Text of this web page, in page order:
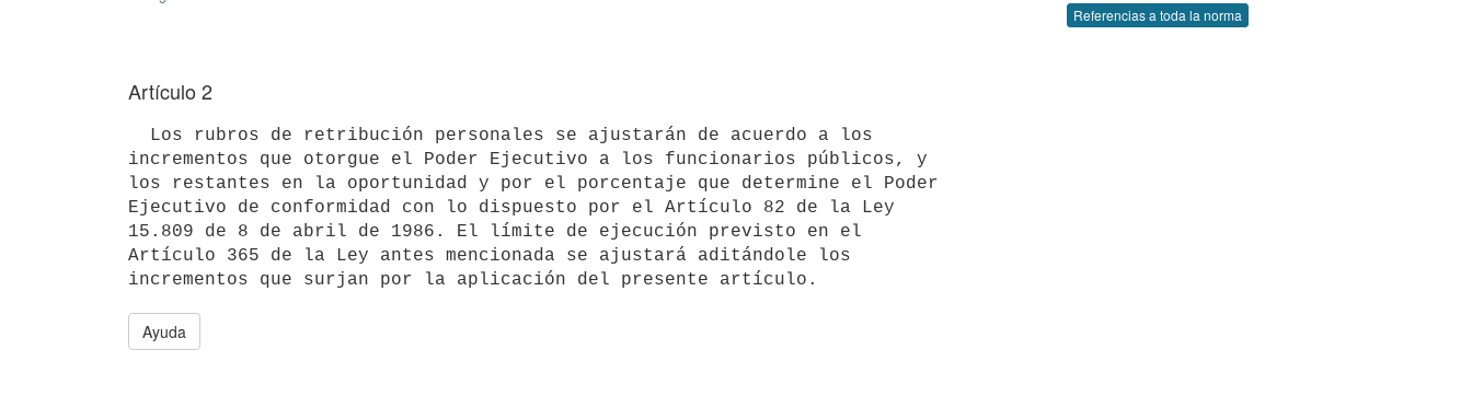
Referencias a toda la norma
Artículo 2
incrementos que otorgue el Poder Ejecutivo a los funcionarios públicos, y
los restantes en la oportunidad y por el porcentaje que determine el Poder
Ejecutivo de conformidad con lo dispuesto por el Artículo 82 de la Ley
15.809 de 8 de abril de 1986. El límite de ejecución previsto en el
Artículo 365 de la Ley antes mencionada se ajustará aditándole los
Ayuda